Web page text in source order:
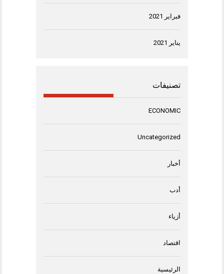
فبراير 2021
يناير 2021
تصنيفات
ECONOMIC
Uncategorized
أخبار
أدب
أزياء
اقتصاد
الرئيسية